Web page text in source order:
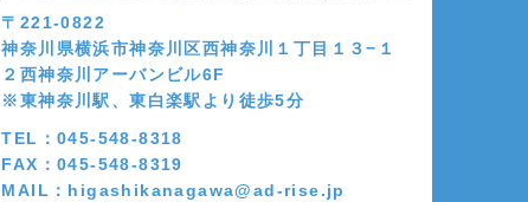
〒221-0822
神奈川県横浜市神奈川区西神奈川１丁目１３−１
２西神奈川アーバンビル6F
※東神奈川駅、東白楽駅より徒歩5分
TEL：045-548-8318
FAX：045-548-8319
MAIL：higashikanagawa@ad-rise.jp